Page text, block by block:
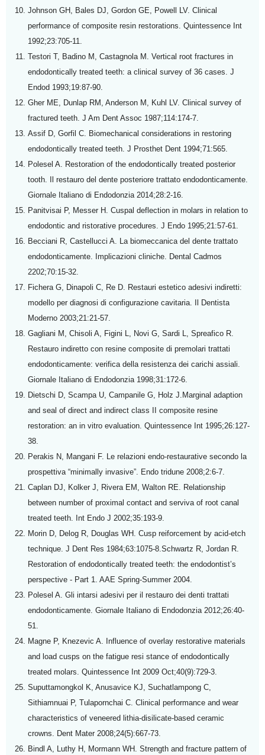
Johnson GH, Bales DJ, Gordon GE, Powell LV. Clinical
performance of composite resin restorations. Quintessence Int
1992;23:705-11.
Testori T, Badino M, Castagnola M. Vertical root fractures in
endodontically treated teeth: a clinical survey of 36 cases. J
Endod 1993;19:87-90.
Gher ME, Dunlap RM, Anderson M, Kuhl LV. Clinical survey of
fractured teeth. J Am Dent Assoc 1987;114:174-7.
Assif D, Gorfil C. Biomechanical considerations in restoring
endodontically treated teeth. J Prosthet Dent 1994;71:565.
Polesel A. Restoration of the endodontically treated posterior
tooth. Il restauro del dente posteriore trattato endodonticamente.
Giornale Italiano di Endodonzia 2014;28:2-16.
Panitvisai P, Messer H. Cuspal deflection in molars in relation to
endodontic and ristorative procedures. J Endo 1995;21:57-61.
Becciani R, Castellucci A. La biomeccanica del dente trattato
endodonticamente. Implicazioni cliniche. Dental Cadmos
2202;70:15-32.
Fichera G, Dinapoli C, Re D. Restauri estetico adesivi indiretti:
modello per diagnosi di configurazione cavitaria. Il Dentista
Moderno 2003;21:21-57.
Gagliani M, Chisoli A, Figini L, Novi G, Sardi L, Spreafico R.
Restauro indiretto con resine composite di premolari trattati
endodonticamente: verifica della resistenza dei carichi assiali.
Giornale Italiano di Endodonzia 1998;31:172-6.
Dietschi D, Scampa U, Campanile G, Holz J.Marginal adaption
and seal of direct and indirect class II composite resine
restoration: an in vitro evaluation. Quintessence Int 1995;26:127-
38.
Perakis N, Mangani F. Le relazioni endo-restaurative secondo la
prospettiva “minimally invasive”. Endo tridune 2008;2:6-7.
Caplan DJ, Kolker J, Rivera EM, Walton RE. Relationship
between number of proximal contact and serviva of root canal
treated teeth. Int Endo J 2002;35:193-9.
Morin D, Delog R, Douglas WH. Cusp reiforcement by acid-etch
technique. J Dent Res 1984;63:1075-8.Schwartz R, Jordan R.
Restoration of endodontically treated teeth: the endodontist’s
perspective - Part 1. AAE Spring-Summer 2004.
Polesel A. Gli intarsi adesivi per il restauro dei denti trattati
endodonticamente. Giornale Italiano di Endodonzia 2012;26:40-
51.
Magne P, Knezevic A. Influence of overlay restorative materials
and load cusps on the fatigue resi stance of endodontically
treated molars. Quintessence Int 2009 Oct;40(9):729-3.
Suputtamongkol K, Anusavice KJ, Suchatlampong C,
Sithiamnuai P, Tulapornchai C. Clinical performance and wear
characteristics of veneered lithia-disilicate-based ceramic
crowns. Dent Mater 2008;24(5):667-73.
Bindl A, Luthy H, Mormann WH. Strength and fracture pattern of